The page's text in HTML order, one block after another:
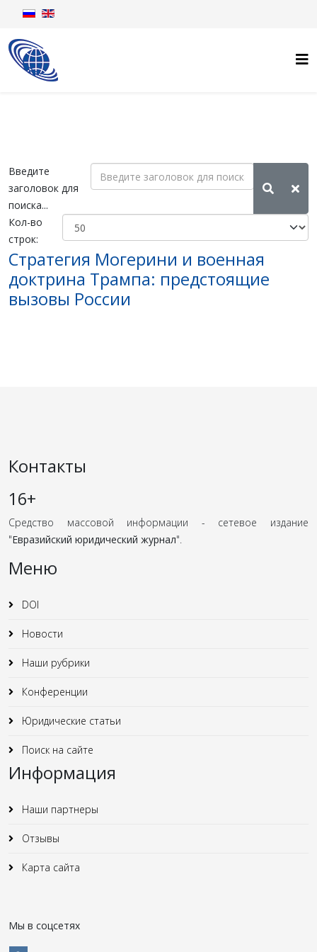
Введите
заголовок для
поиска...
Кол-во
строк:
Стратегия Могерини и военная
доктрина Трампа: предстоящие
вызовы России
Контакты
16+
Средство массовой информации - сетевое издание
"Евразийский юридический журнал".
Меню
DOI
Новости
Наши рубрики
Конференции
Юридические статьи
Поиск на сайте
Информация
Наши партнеры
Отзывы
Карта сайта
Мы в соцсетях